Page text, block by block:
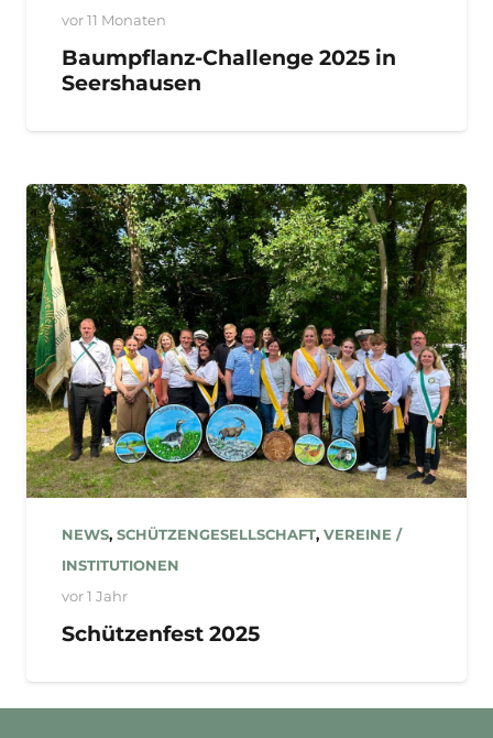
vor 11 Monaten
Baumpflanz-Challenge 2025 in
Seershausen
NEWS, SCHÜTZENGESELLSCHAFT, VEREINE /
INSTITUTIONEN
vor 1 Jahr
Schützenfest 2025